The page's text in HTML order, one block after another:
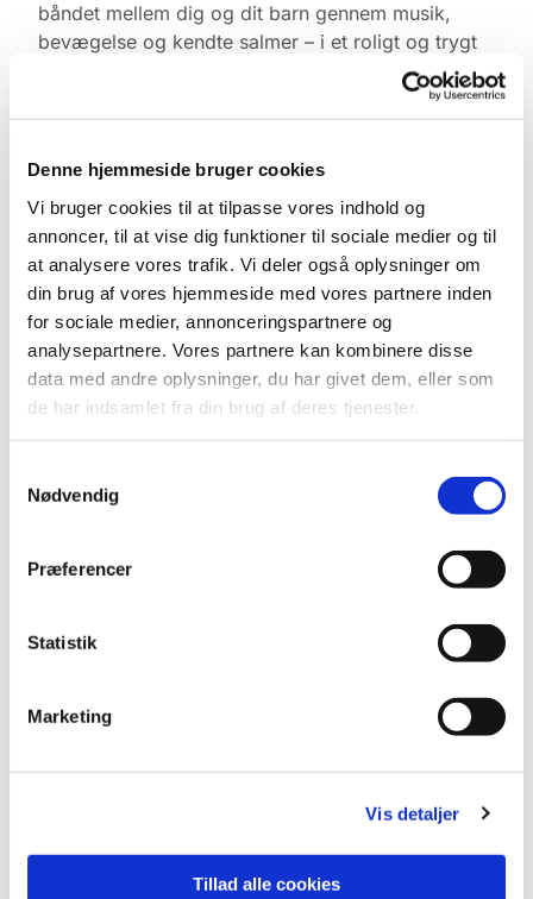
Denne hjemmeside bruger cookies
Vi bruger cookies til at tilpasse vores indhold og
annoncer, til at vise dig funktioner til sociale medier og til
at analysere vores trafik. Vi deler også oplysninger om
din brug af vores hjemmeside med vores partnere inden
for sociale medier, annonceringspartnere og
analysepartnere. Vores partnere kan kombinere disse
data med andre oplysninger, du har givet dem, eller som
de har indsamlet fra din brug af deres tjenester.
Nødvendig
Præferencer
Statistik
Marketing
Vis detaljer
Tillad alle cookies
båndet mellem dig og dit barn gennem musik,
bevægelse og kendte salmer – i et roligt og trygt
Tid & Sted:
Torsdage kl. 10.00
Tilmelding:
Kontakt Pernille Rasmussen på:
Mobil: +45 31521240
Mail: pernilleegholm@live.dk
Alle er velkomne – uanset om du er vant til at
komme i kirke eller ej. Tag din baby under armen,